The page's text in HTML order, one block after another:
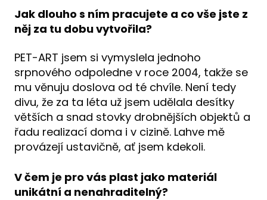
Jak dlouho s ním pracujete a co vše jste z
něj za tu dobu vytvořila?
PET-ART jsem si vymyslela jednoho
srpnového odpoledne v roce 2004, takže se
mu věnuju doslova od té chvíle. Není tedy
divu, že za ta léta už jsem udělala desítky
větších a snad stovky drobnějších objektů a
řadu realizací doma i v cizině. Lahve mě
provázejí ustavičně, ať jsem kdekoli.
V čem je pro vás plast jako materiál
unikátní a nenahraditelný?